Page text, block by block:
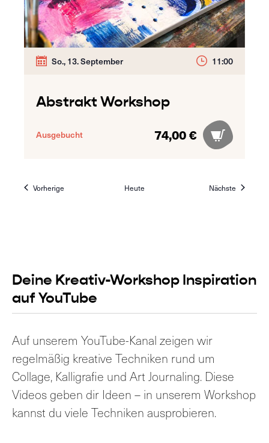
So., 13. September 11:00
Abstrakt Workshop
Ausgebucht 74,00 €
Vorherige Heute Nächste
Deine Kreativ-Workshop Inspiration
auf YouTube
Auf unserem YouTube-Kanal zeigen wir
regelmäßig kreative Techniken rund um
Collage, Kalligrafie und Art Journaling. Diese
Videos geben dir Ideen – in unserem Workshop
kannst du viele Techniken ausprobieren.